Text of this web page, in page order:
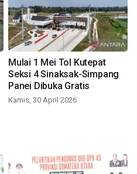
Mulai 1 Mei Tol Kutepat
Seksi 4 Sinaksak-Simpang
Panei Dibuka Gratis
Kamis, 30 April 2026